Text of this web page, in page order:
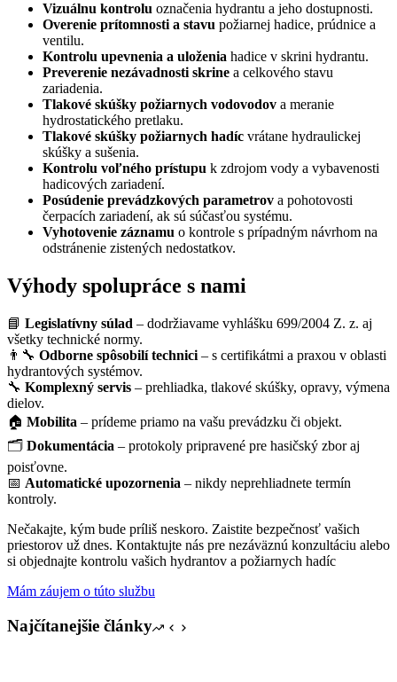
Vizuálnu kontrolu označenia hydrantu a jeho dostupnosti.
Overenie prítomnosti a stavu požiarnej hadice, prúdnice a
ventilu.
Kontrolu upevnenia a uloženia hadice v skrini hydrantu.
Preverenie nezávadnosti skrine a celkového stavu
zariadenia.
Tlakové skúšky požiarnych vodovodov a meranie
hydrostatického pretlaku.
Tlakové skúšky požiarnych hadíc vrátane hydraulickej
skúšky a sušenia.
Kontrolu voľného prístupu k zdrojom vody a vybavenosti
hadicových zariadení.
Posúdenie prevádzkových parametrov a pohotovosti
čerpacích zariadení, ak sú súčasťou systému.
Vyhotovenie záznamu o kontrole s prípadným návrhom na
odstránenie zistených nedostatkov.
Výhody spolupráce s nami
📘 Legislatívny súlad – dodržiavame vyhlášku 699/2004 Z. z. aj
všetky technické normy.
👨‍🔧 Odborne spôsobilí technici – s certifikátmi a praxou v oblasti
hydrantových systémov.
🔧 Komplexný servis – prehliadka, tlakové skúšky, opravy, výmena
dielov.
🏠 Mobilita – prídeme priamo na vašu prevádzku či objekt.
🗂️ Dokumentácia – protokoly pripravené pre hasičský zbor aj
poisťovne.
📅 Automatické upozornenia – nikdy neprehliadnete termín
kontroly.
Nečakajte, kým bude príliš neskoro. Zaistite bezpečnosť vašich
priestorov už dnes. Kontaktujte nás pre nezáväznú konzultáciu alebo
si objednajte kontrolu vašich hydrantov a požiarnych hadíc
Mám záujem o túto službu
Najčítanejšie články